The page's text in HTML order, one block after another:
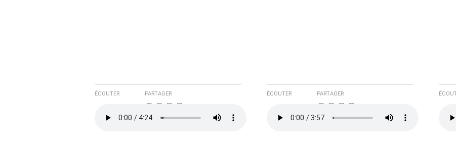
ÉCOUTER PARTAGER ÉCOUTER PARTAGER